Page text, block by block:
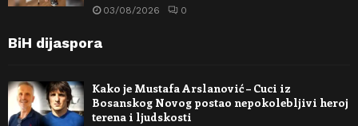
03/08/2026 0
BiH dijaspora
Kako je Mustafa Arslanović – Cuci iz
Bosanskog Novog postao nepokolebljivi heroj
terena i ljudskosti